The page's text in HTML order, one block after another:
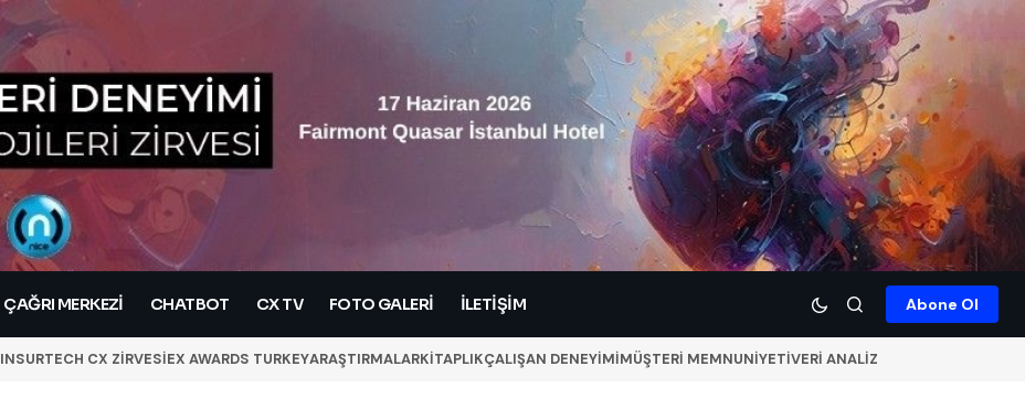
ÇAĞRI MERKEZI CHATBOT CX TV FOTO GALERİ İLETIŞIM Abone Ol
INSURTECH CX ZİRVESİEX AWARDS TURKEYARAŞTIRMALARKİTAPLIKÇALIŞAN DENEYİMİMÜŞTERİ MEMNUNİYETİVERİ ANALİZ